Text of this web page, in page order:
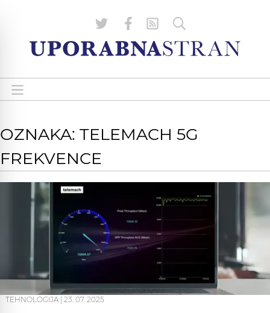
OZNAKA: TELEMACH 5G
FREKVENCE
TEHNOLOGIJA 23. 07. 2025